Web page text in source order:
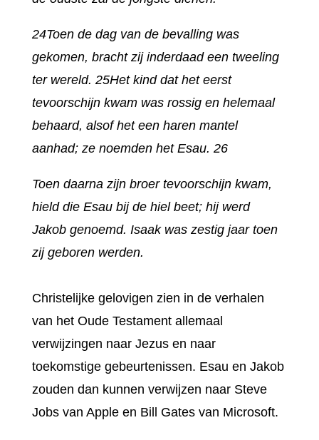
24Toen de dag van de bevalling was
gekomen, bracht zij inderdaad een tweeling
ter wereld. 25Het kind dat het eerst
tevoorschijn kwam was rossig en helemaal
behaard, alsof het een haren mantel
aanhad; ze noemden het Esau. 26
Toen daarna zijn broer tevoorschijn kwam,
hield die Esau bij de hiel beet; hij werd
Jakob genoemd. Isaak was zestig jaar toen
zij geboren werden.
Christelijke gelovigen zien in de verhalen
van het Oude Testament allemaal
verwijzingen naar Jezus en naar
toekomstige gebeurtenissen. Esau en Jakob
zouden dan kunnen verwijzen naar Steve
Jobs van Apple en Bill Gates van Microsoft.